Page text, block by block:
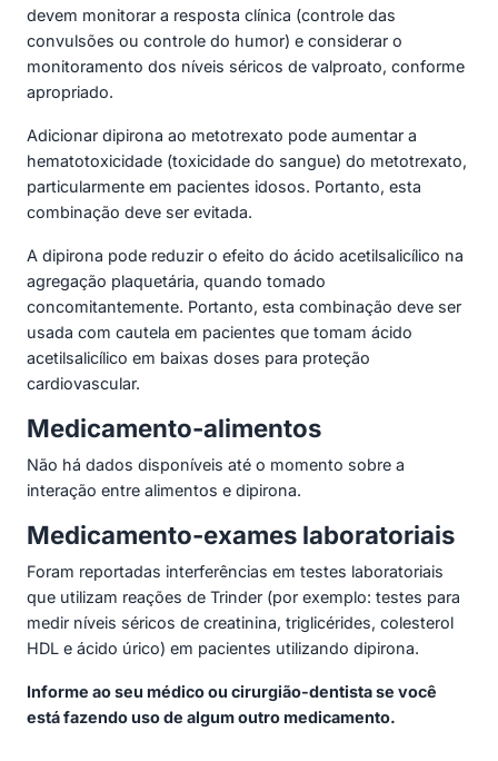
devem monitorar a resposta clínica (controle das
convulsões ou controle do humor) e considerar o
monitoramento dos níveis séricos de valproato, conforme
apropriado.
Adicionar dipirona ao metotrexato pode aumentar a
hematotoxicidade (toxicidade do sangue) do metotrexato,
particularmente em pacientes idosos. Portanto, esta
combinação deve ser evitada.
A dipirona pode reduzir o efeito do ácido acetilsalicílico na
agregação plaquetária, quando tomado
concomitantemente. Portanto, esta combinação deve ser
usada com cautela em pacientes que tomam ácido
acetilsalicílico em baixas doses para proteção
cardiovascular.
Medicamento-alimentos
Não há dados disponíveis até o momento sobre a
interação entre alimentos e dipirona.
Medicamento-exames laboratoriais
Foram reportadas interferências em testes laboratoriais
que utilizam reações de Trinder (por exemplo: testes para
medir níveis séricos de creatinina, triglicérides, colesterol
HDL e ácido úrico) em pacientes utilizando dipirona.
Informe ao seu médico ou cirurgião-dentista se você
está fazendo uso de algum outro medicamento.